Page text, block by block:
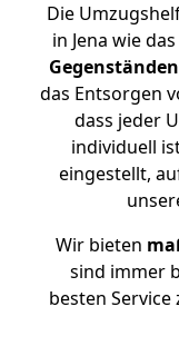
Die
in Jena wie das
Gegenständen
das Entsorgen
dass jeder
individuell
eingestellt,
Wir bieten
sind immer
besten Service